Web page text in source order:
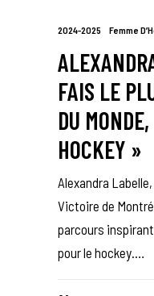
2024-2025 Femme
FAIS LE
DU
HOCKEY »
Alexandra
Victoire de
parcours
pour le hockey.…